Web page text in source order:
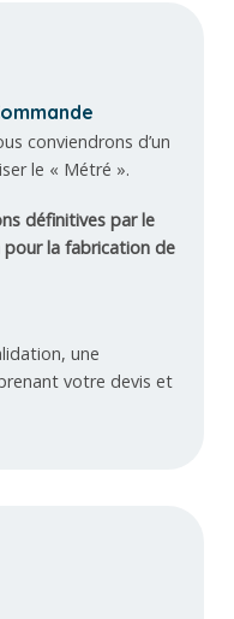
conviendrons d’un
le « Métré ».
définitives par le
pour la fabrication de
une
votre devis et